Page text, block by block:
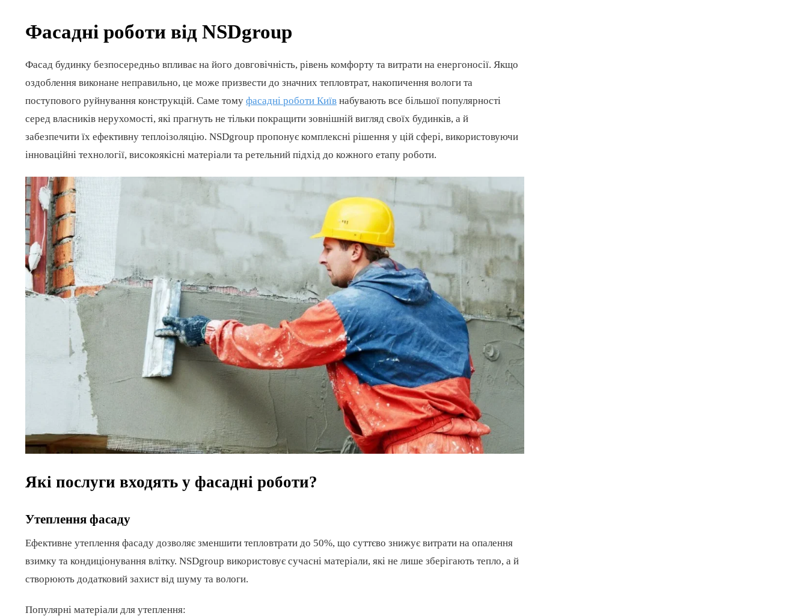
Фасадні роботи від NSDgroup
Фасад будинку безпосередньо впливає на його довговічність, рівень комфорту та витрати на енергоносії. Якщо
оздоблення виконане неправильно, це може призвести до значних тепловтрат, накопичення вологи та
поступового руйнування конструкцій. Саме тому фасадні роботи Київ набувають все більшої популярності
серед власників нерухомості, які прагнуть не тільки покращити зовнішній вигляд своїх будинків, а й
забезпечити їх ефективну теплоізоляцію. NSDgroup пропонує комплексні рішення у цій сфері, використовуючи
інноваційні технології, високоякісні матеріали та ретельний підхід до кожного етапу роботи.
Які послуги входять у фасадні роботи?
Утеплення фасаду
Ефективне утеплення фасаду дозволяє зменшити тепловтрати до 50%, що суттєво знижує витрати на опалення
взимку та кондиціонування влітку. NSDgroup використовує сучасні матеріали, які не лише зберігають тепло, а й
створюють додатковий захист від шуму та вологи.
Популярні матеріали для утеплення: